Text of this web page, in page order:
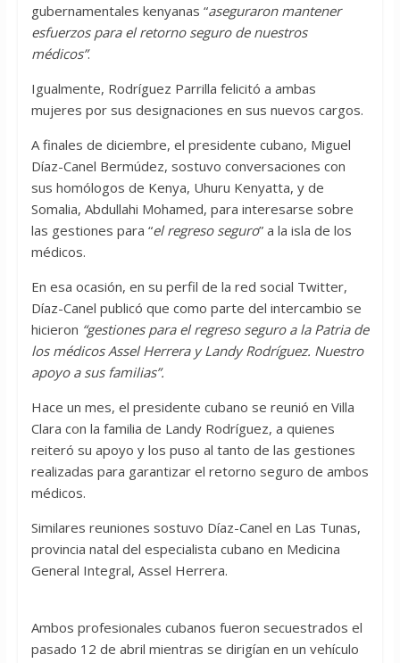
gubernamentales kenyanas “aseguraron mantener
esfuerzos para el retorno seguro de nuestros
médicos”.
Igualmente, Rodríguez Parrilla felicitó a ambas
mujeres por sus designaciones en sus nuevos cargos.
A finales de diciembre, el presidente cubano, Miguel
Díaz-Canel Bermúdez, sostuvo conversaciones con
sus homólogos de Kenya, Uhuru Kenyatta, y de
Somalia, Abdullahi Mohamed, para interesarse sobre
las gestiones para “el regreso seguro” a la isla de los
médicos.
En esa ocasión, en su perfil de la red social Twitter,
Díaz-Canel publicó que como parte del intercambio se
hicieron “gestiones para el regreso seguro a la Patria de
los médicos Assel Herrera y Landy Rodríguez. Nuestro
apoyo a sus familias”.
Hace un mes, el presidente cubano se reunió en Villa
Clara con la familia de Landy Rodríguez, a quienes
reiteró su apoyo y los puso al tanto de las gestiones
realizadas para garantizar el retorno seguro de ambos
médicos.
Similares reuniones sostuvo Díaz-Canel en Las Tunas,
provincia natal del especialista cubano en Medicina
General Integral, Assel Herrera.
Ambos profesionales cubanos fueron secuestrados el
pasado 12 de abril mientras se dirigían en un vehículo